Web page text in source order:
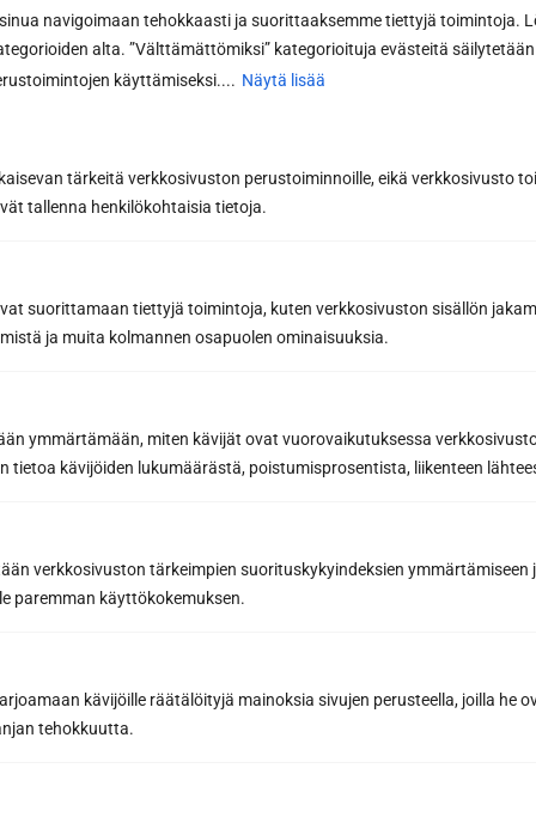
navigoimaan tehokkaasti ja suorittaaksemme tiettyjä toimintoja.
alta. ”Välttämättömiksi” kategorioituja evästeitä säilytetään
käyttämiseksi.... Näytä lisää
tärkeitä verkkosivuston perustoiminnoille, eikä verkkosivusto
tallenna henkilökohtaisia tietoja.
suorittamaan tiettyjä toimintoja, kuten verkkosivuston sisällön
ja muita kolmannen osapuolen ominaisuuksia.
ymmärtämään, miten kävijät ovat vuorovaikutuksessa
tietoa kävijöiden lukumäärästä, poistumisprosentista, liikenteen
verkkosivuston tärkeimpien suorituskykyindeksien ymmärtämiseen
paremman käyttökokemuksen.
kävijöille räätälöityjä mainoksia sivujen perusteella, joilla he
tehokkuutta.
Kiukaat
laatukiukaat.
Valitse omaan saunaasi sopivat kiuaskaiteet ja